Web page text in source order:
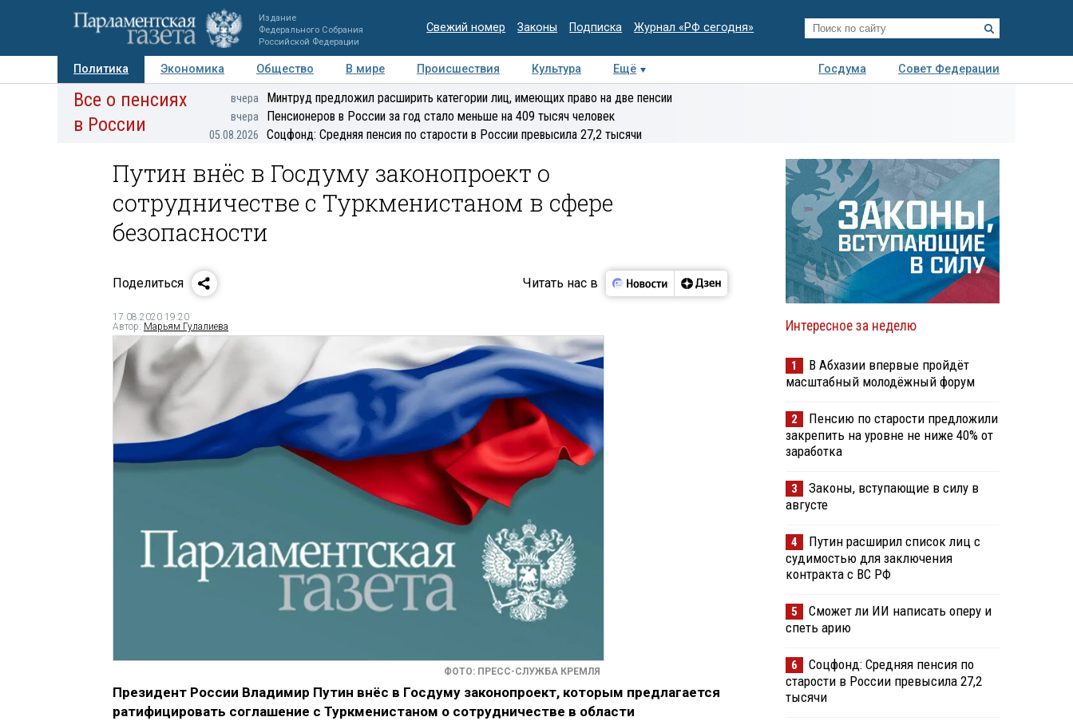
Издание
Федерального Собрания
Российской Федерации
Свежий номер Законы Подписка Журнал «РФ сегодня»
Политика Экономика Общество В мире Происшествия Культура Ещё Госдума
Совет Федерации
Авторы Персоны Мнения Регионы Медиацентр Интервью Колумнисты
Деловая
Все о пенсиях
в России
вчера Минтруд предложил расширить категории лиц, имеющих право на две пенсии
вчера Пенсионеров в России за год стало меньше на 409 тысяч человек
05.08.2026 Соцфонд: Средняя пенсия по старости в России превысила 27,2 тысячи
Путин внёс в Госдуму законопроект о
сотрудничестве с Туркменистаном в сфере
безопасности
Поделиться Читать нас в
17.08.2020 19:20
Автор: Марьям Гулалиева
ФОТО: ПРЕСС-СЛУЖБА КРЕМЛЯ
Президент России Владимир Путин внёс в Госдуму законопроект, которым предлагается
ратифицировать соглашение с Туркменистаном о сотрудничестве в области
Интересное за неделю
1
В Абхазии впервые пройдёт
масштабный молодёжный форум
2
Пенсию по старости предложили
закрепить на уровне не ниже 40% от
заработка
3
Законы, вступающие в силу в
августе
4
Путин расширил список лиц с
судимостью для заключения
контракта с ВС РФ
5
Сможет ли ИИ написать оперу и
спеть арию
6
Соцфонд: Средняя пенсия по
старости в России превысила 27,2
тысячи